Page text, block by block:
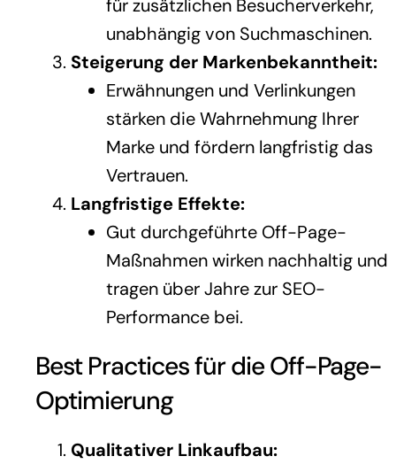
für zusätzlichen Besucherverkehr,
unabhängig von Suchmaschinen.
Steigerung der Markenbekanntheit:
Erwähnungen und Verlinkungen
stärken die Wahrnehmung Ihrer
Marke und fördern langfristig das
Vertrauen.
Langfristige Effekte:
Gut durchgeführte Off-Page-
Maßnahmen wirken nachhaltig und
tragen über Jahre zur SEO-
Performance bei.
Best Practices für die Off-Page-
Optimierung
Qualitativer Linkaufbau: